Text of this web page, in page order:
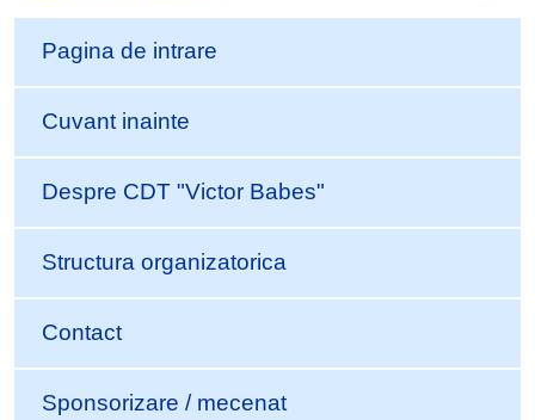
Pagina de intrare
Cuvant inainte
Despre CDT "Victor Babes"
Structura organizatorica
Contact
Sponsorizare / mecenat